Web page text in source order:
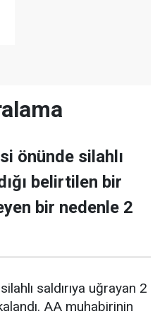
önünde silahlı
belirtilen bir
bir nedenle 2
saldırıya uğrayan 2
AA muhabirinin